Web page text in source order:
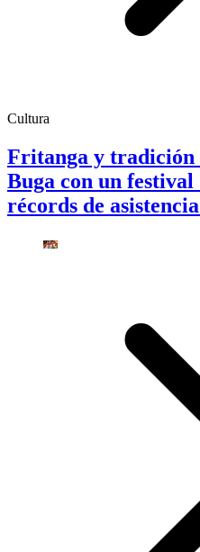
Cultura
Fritanga y tradición
Buga con un
récords de